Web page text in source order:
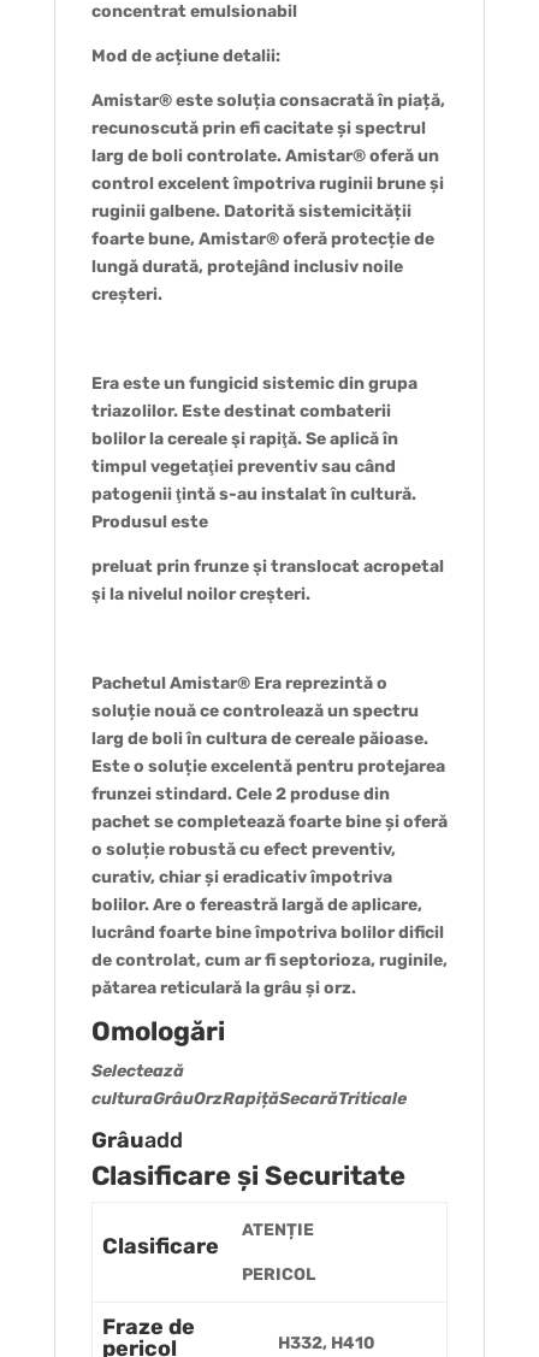
concentrat emulsionabil
Mod de acțiune detalii:
Amistar® este soluția consacrată în piață,
recunoscută prin efi cacitate și spectrul
larg de boli controlate. Amistar® oferă un
control excelent împotriva ruginii brune și
ruginii galbene. Datorită sistemicității
foarte bune, Amistar® oferă protecție de
lungă durată, protejând inclusiv noile
creșteri.
Era este un fungicid sistemic din grupa
triazolilor. Este destinat combaterii
bolilor la cereale şi rapiţă. Se aplică în
timpul vegetaţiei preventiv sau când
patogenii ţintă s-au instalat în cultură.
Produsul este
preluat prin frunze şi translocat acropetal
şi la nivelul noilor creşteri.
Pachetul Amistar® Era reprezintă o
soluție nouă ce controlează un spectru
larg de boli în cultura de cereale păioase.
Este o soluție excelentă pentru protejarea
frunzei stindard. Cele 2 produse din
pachet se completează foarte bine și oferă
o soluție robustă cu efect preventiv,
curativ, chiar și eradicativ împotriva
bolilor. Are o fereastră largă de aplicare,
lucrând foarte bine împotriva bolilor dificil
de controlat, cum ar fi septorioza, ruginile,
pătarea reticulară la grâu și orz.
Omologări
Selectează
culturaGrâuOrzRapițăSecarăTriticale
Grâuadd
Clasificare și Securitate
Clasificare
ATENȚIE
PERICOL
Fraze de
pericol
H332, H410